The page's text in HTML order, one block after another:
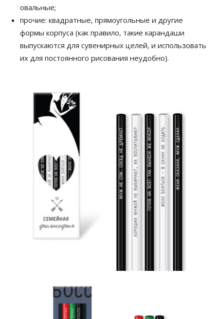
овальные;
прочие: квадратные, прямоугольные и другие
формы корпуса (как правило, такие карандаши
выпускаются для сувенирных целей, и использовать
их для постоянного рисования неудобно).